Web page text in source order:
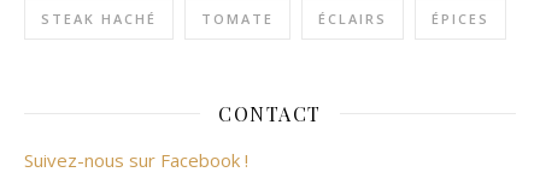
STEAK HACHÉ TOMATE ÉCLAIRS ÉPICES
CONTACT
Suivez-nous sur Facebook !